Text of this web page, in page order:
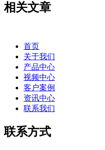
相关文章
首页
关于我们
产品中心
视频中心
客户案例
资讯中心
联系我们
联系方式